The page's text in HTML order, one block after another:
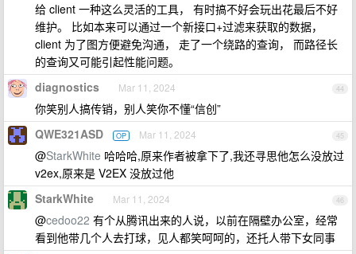
给 client 一种这么灵活的工具， 有时搞不好会玩出花最后不好
维护。 比如本来可以通过一个新接口+过滤来获取的数据，
client 为了图方便避免沟通， 走了一个绕路的查询， 而路径长
的查询又可能引起性能问题。
44
diagnostics Mar 11, 2024
你笑别人搞传销，别人笑你不懂“信创”
45
QWE321ASD OP Mar 11, 2024
@StarkWhite 哈哈哈,原来作者被拿下了,我还寻思他怎么没放过
v2ex,原来是 V2EX 没放过他
46
StarkWhite Mar 11, 2024
@cedoo22 有个从腾讯出来的人说，以前在隔壁办公室，经常
看到他带几个人去打球，见人都笑呵呵的，还托人带下女同事